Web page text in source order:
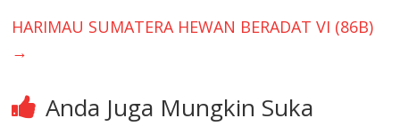
HARIMAU SUMATERA HEWAN BERADAT VI (86B)
→
Anda Juga Mungkin Suka